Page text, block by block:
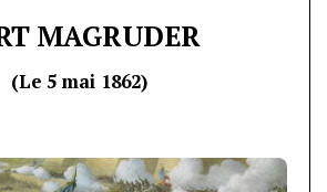
MAGRUDER
(Le 5 mai 1862)